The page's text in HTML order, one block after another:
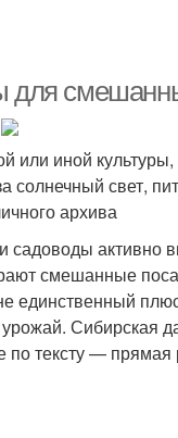
или иной
солнечный свет,
архива
садоводы активно
смешанные
единственный
Сибирская
по тексту — прямая